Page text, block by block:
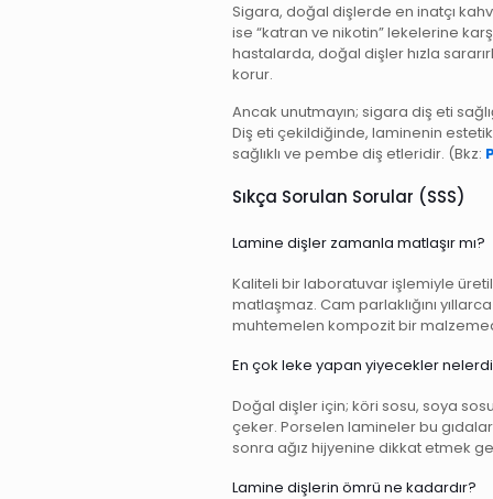
Sigara, doğal dişlerde en inatçı
ise “katran ve nikotin” lekelerine
hastalarda, doğal dişler hızla
korur.
Ancak unutmayın; sigara diş eti
Diş eti çekildiğinde, laminenin estetik
sağlıklı ve pembe diş etleridir. (Bkz:
Sıkça Sorulan Sorular (SSS)
Lamine dişler zamanla matlaşır mı?
Kaliteli bir laboratuvar işlemiyle
matlaşmaz. Cam parlaklığını
muhtemelen kompozit bir
En çok leke yapan yiyecekler
Doğal dişler için; köri sosu, soya
çeker. Porselen lamineler bu
sonra ağız hijyenine dikkat etmek
Lamine dişlerin ömrü ne kadardır?